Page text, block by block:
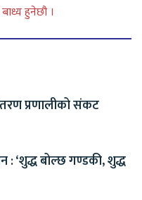
हुनेछौ ।
प्रणालीको संकट
: ‘शुद्ध बोल्छ गण्डकी, शुद्ध